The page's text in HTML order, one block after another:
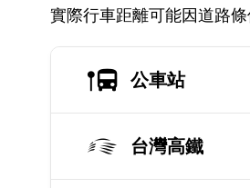
實際行車距離可能因道路
公車站
台灣高鐵